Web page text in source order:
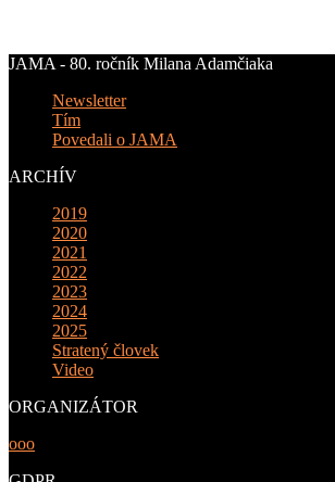
JAMA - 80. ročník Milana Adamčiaka
Newsletter
Tím
Povedali o JAMA
ARCHÍV
2019
2020
2021
2022
2023
2024
2025
Stratený človek
Video
ORGANIZÁTOR
ooo